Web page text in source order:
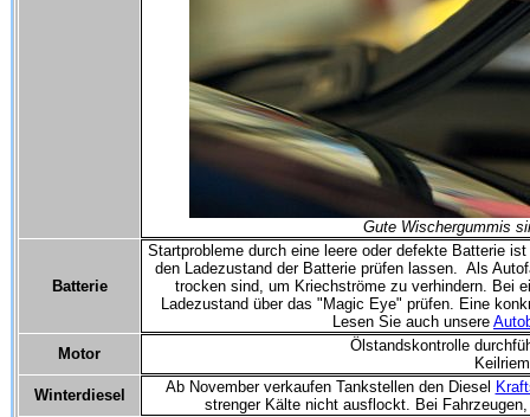
Gute Wischergummis
Batterie
Startprobleme durch eine leere oder defekte Batterie
den Ladezustand der Batterie prüfen lassen. Als
trocken sind, um Kriechströme zu verhindern. Bei
Ladezustand über das "Magic Eye" prüfen. Eine
Lesen Sie auch unsere
Motor
Ölstandskontrolle
Winterdiesel
Ab November verkaufen Tankstellen den Diesel
strenger Kälte nicht ausflockt. Bei